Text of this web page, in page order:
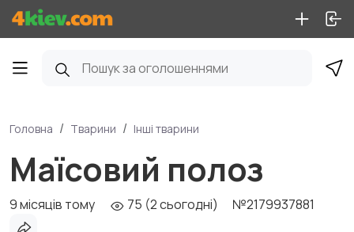
Головна Тварини Інші тварини
Маїсовий полоз
9 місяців тому 75 (2 сьогодні) №2179937881